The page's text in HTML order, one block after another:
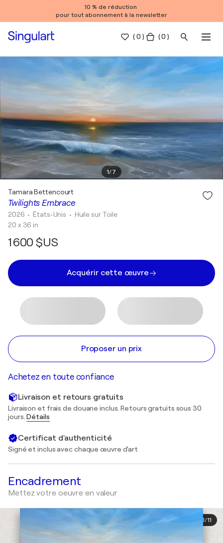
10 % de réduction
pour tout abonnement à la newsletter
(0 ) ( 0 )
1/7
Twilights Embrace
Tamara Bettencourt
2026 • États-Unis • Huile sur Toile
20 x 36 in
1 600 $US
Acquérir cette œuvre
Proposer un prix
Achetez en toute confiance
Livraison et retours gratuits
Livraison et frais de douane inclus. Retours gratuits sous 30
jours.Détails
Certificat d'authenticité
Signé et inclus avec chaque œuvre d'art
Encadrement
Mettez votre oeuvre en valeur
1/11